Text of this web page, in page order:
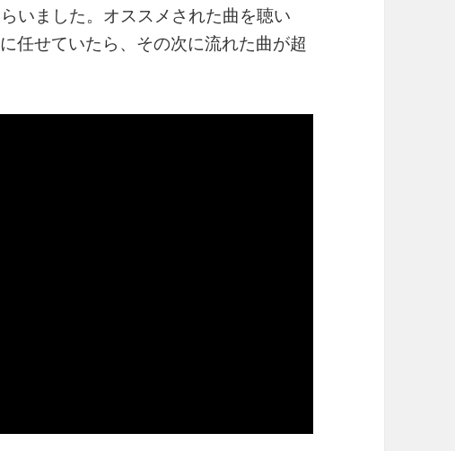
いました。オススメされた曲を聴い
任せていたら、その次に流れた曲が超